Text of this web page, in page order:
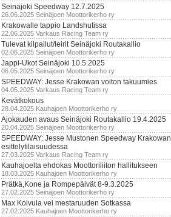
Seinäjoki Speedway 12.7.2025
26.06.2025 Seinäjoen Moottorikerho ry
Krakowalle tappio Landshutissa
22.06.2025 Varkaus Racing Team ry
Tulevat kilpailut/leirit Seinäjoki Routakallio
02.06.2025 Seinäjoen Moottorikerho ry
Jappi-Ukot Seinäjoki 10.5.2025
06.05.2025 Seinäjoen Moottorikerho ry
SPEEDWAY: Jesse Krakowan voiton takuumies
04.05.2025 Varkaus Racing Team ry
Kevätkokous
28.04.2025 Kauhajoen Moottorikerho ry
Ajokauden avaus Seinäjoki Routakallio 19.4.2025
20.04.2025 Seinäjoen Moottorikerho ry
SPEEDWAY: Jesse Mustonen Speedway Krakowan
esittelytilaisuudessa
27.03.2025 Varkaus Racing Team ry
Kauhajoelta ehdokas Moottoriliiton hallitukseen
18.03.2025 Kauhajoen Moottorikerho ry
Prätkä,Kone ja Rompepäivät 8-9.3.2025
27.02.2025 Seinäjoen Moottorikerho ry
Max Koivula vei mestaruuden Sotkassa
27.02.2025 Kauhajoen Moottorikerho ry